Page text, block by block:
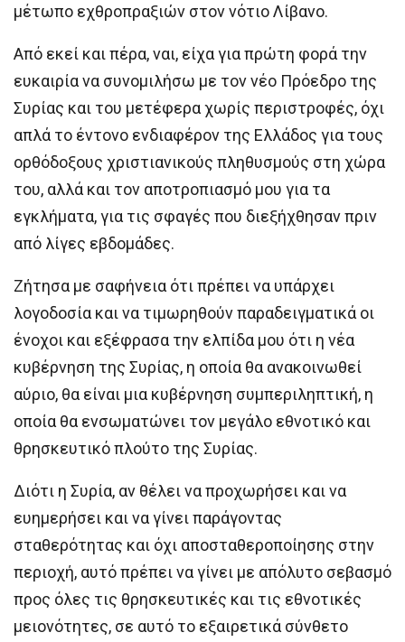
μέτωπο εχθροπραξιών στον νότιο Λίβανο.
Από εκεί και πέρα, ναι, είχα για πρώτη φορά την
ευκαιρία να συνομιλήσω με τον νέο Πρόεδρο της
Συρίας και του μετέφερα χωρίς περιστροφές, όχι
απλά το έντονο ενδιαφέρον της Ελλάδος για τους
ορθόδοξους χριστιανικούς πληθυσμούς στη χώρα
του, αλλά και τον αποτροπιασμό μου για τα
εγκλήματα, για τις σφαγές που διεξήχθησαν πριν
από λίγες εβδομάδες.
Ζήτησα με σαφήνεια ότι πρέπει να υπάρχει
λογοδοσία και να τιμωρηθούν παραδειγματικά οι
ένοχοι και εξέφρασα την ελπίδα μου ότι η νέα
κυβέρνηση της Συρίας, η οποία θα ανακοινωθεί
αύριο, θα είναι μια κυβέρνηση συμπεριληπτική, η
οποία θα ενσωματώνει τον μεγάλο εθνοτικό και
θρησκευτικό πλούτο της Συρίας.
Διότι η Συρία, αν θέλει να προχωρήσει και να
ευημερήσει και να γίνει παράγοντας
σταθερότητας και όχι αποσταθεροποίησης στην
περιοχή, αυτό πρέπει να γίνει με απόλυτο σεβασμό
προς όλες τις θρησκευτικές και τις εθνοτικές
μειονότητες, σε αυτό το εξαιρετικά σύνθετο